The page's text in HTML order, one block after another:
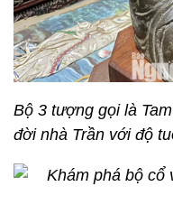
Bộ 3 tượng gọi là
đời nhà Trần với độ